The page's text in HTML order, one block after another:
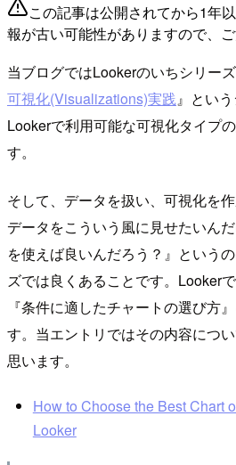
この記事は公開されてから1年
報が古い可能性がありますので、ご
当ブログではLookerのいちシリー
可視化(Visualizations)実践 』とい
Lookerで利用可能な可視化タイプ
す。
そして、データを扱い、可視化を
データをこういう風に見せたいん
を使えば良いんだろう？』という
ズでは良くあることです。Looker
『条件に適したチャートの選び方
す。当エントリではその内容につ
思います。
How to Choose the Best Chart
Looker